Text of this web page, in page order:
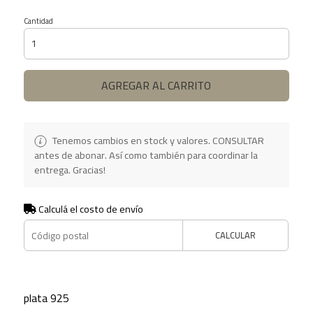
Cantidad
AGREGAR AL CARRITO
Tenemos cambios en stock y valores. CONSULTAR
antes de abonar. Así como también para coordinar la
entrega. Gracias!
Calculá el costo de envío
CALCULAR
plata 925